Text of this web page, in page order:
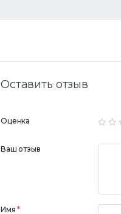
Оставить отзыв
Оценка
Ваш отзыв
Имя*